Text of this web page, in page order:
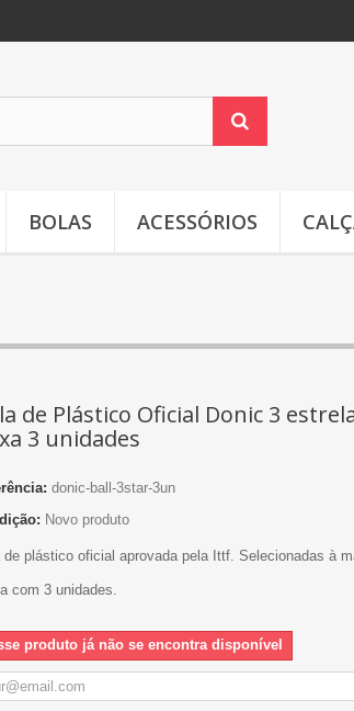
BOLAS ACESSÓRIOS
de Plástico Oficial Donic 3
3 unidades
donic-ball-3star-3un
Novo produto
de plástico oficial aprovada pela Ittf. Selecionadas à
com 3 unidades.
produto já não se encontra disponível